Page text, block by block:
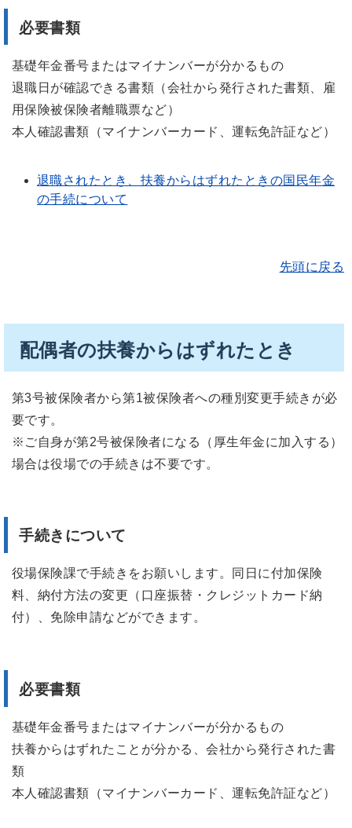
必要書類
基礎年金番号またはマイナンバーが分かるもの
退職日が確認できる書類（会社から発行された書類、雇
用保険被保険者離職票など）
本人確認書類（マイナンバーカード、運転免許証など）
退職されたとき、扶養からはずれたときの国民年金
の手続について
先頭に戻る
配偶者の扶養からはずれたとき
第3号被保険者から第1被保険者への種別変更手続きが必
要です。
※ご自身が第2号被保険者になる（厚生年金に加入する）
場合は役場での手続きは不要です。
手続きについて
役場保険課で手続きをお願いします。同日に付加保険
料、納付方法の変更（口座振替・クレジットカード納
付）、免除申請などができます。
必要書類
基礎年金番号またはマイナンバーが分かるもの
扶養からはずれたことが分かる、会社から発行された書
類
本人確認書類（マイナンバーカード、運転免許証など）